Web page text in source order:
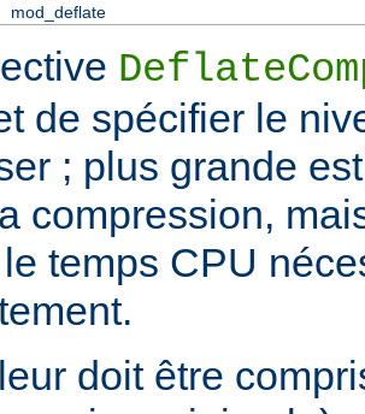
mod_deflate
de spécifier le
; plus grande
compression,
temps CPU
doit être